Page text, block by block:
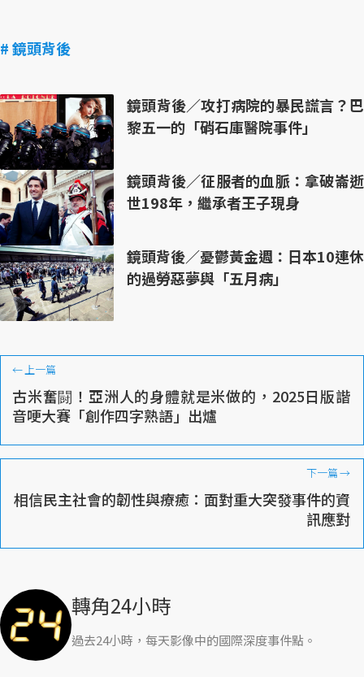
# 鏡頭背後
鏡頭背後／攻打病院的暴民謊言？巴
黎五一的「硝石庫醫院事件」
鏡頭背後／征服者的血脈：拿破崙逝
世198年，繼承者王子現身
鏡頭背後／憂鬱黃金週：日本10連休
的過勞惡夢與「五月病」
← 上一篇
古米奮闘！亞洲人的身體就是米做的，2025日版諧
音哽大賽「創作四字熟語」出爐
下一篇→
相信民主社會的韌性與療癒：面對重大突發事件的資
訊應對
轉角24小時
過去24小時，每天影像中的國際深度事件點。